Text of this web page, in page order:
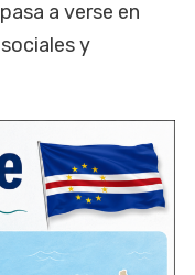
a verse en
y